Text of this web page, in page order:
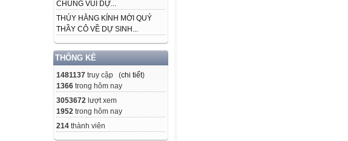
CHUNG VUI DỰ...
THÚY HẰNG KÍNH MỜI QUÝ
THẦY CÔ VỀ DỰ SINH...
THỐNG KÊ
1481137 truy cập (chi tiết)
1366 trong hôm nay
3053672 lượt xem
1952 trong hôm nay
214 thành viên